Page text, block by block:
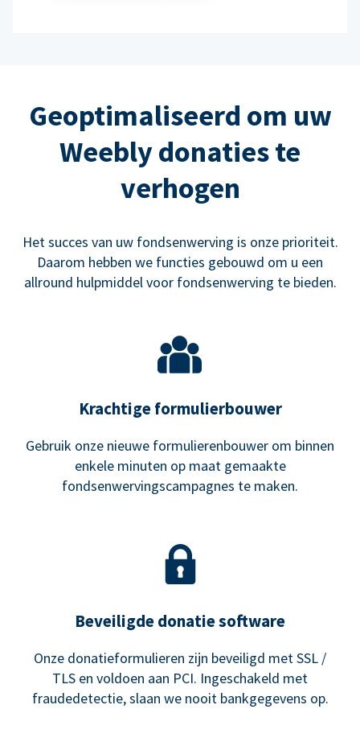
Geoptimaliseerd om uw
Weebly donaties te
verhogen
Het succes van uw fondsenwerving is onze prioriteit.
Daarom hebben we functies gebouwd om u een
allround hulpmiddel voor fondsenwerving te bieden.
Krachtige formulierbouwer
Gebruik onze nieuwe formulierenbouwer om binnen
enkele minuten op maat gemaakte
fondsenwervingscampagnes te maken.
Beveiligde donatie software
Onze donatieformulieren zijn beveiligd met SSL /
TLS en voldoen aan PCI. Ingeschakeld met
fraudedetectie, slaan we nooit bankgegevens op.